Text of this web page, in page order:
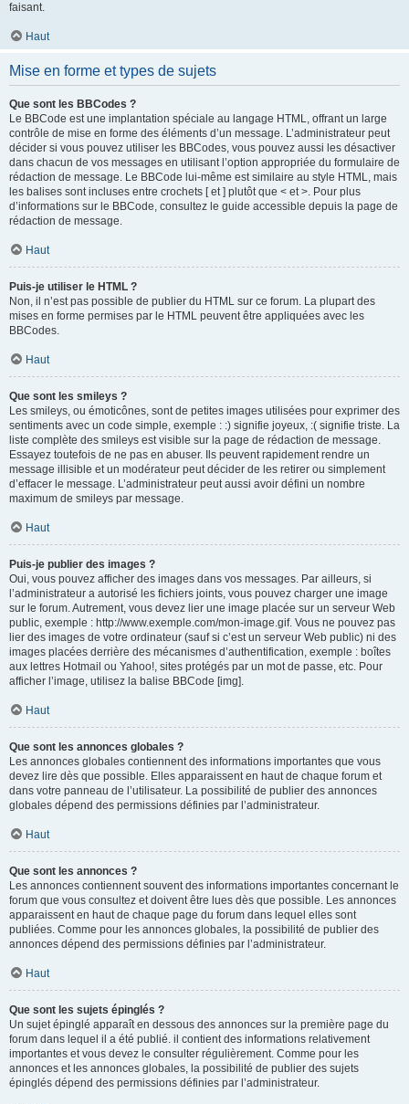
faisant.
Haut
Mise en forme et types de sujets
Que sont les BBCodes ?
Le BBCode est une implantation spéciale au langage HTML, offrant un large
contrôle de mise en forme des éléments d’un message. L’administrateur peut
décider si vous pouvez utiliser les BBCodes, vous pouvez aussi les désactiver
dans chacun de vos messages en utilisant l’option appropriée du formulaire de
rédaction de message. Le BBCode lui-même est similaire au style HTML, mais
les balises sont incluses entre crochets [ et ] plutôt que < et >. Pour plus
d’informations sur le BBCode, consultez le guide accessible depuis la page de
rédaction de message.
Haut
Puis-je utiliser le HTML ?
Non, il n’est pas possible de publier du HTML sur ce forum. La plupart des
mises en forme permises par le HTML peuvent être appliquées avec les
BBCodes.
Haut
Que sont les smileys ?
Les smileys, ou émoticônes, sont de petites images utilisées pour exprimer des
sentiments avec un code simple, exemple : :) signifie joyeux, :( signifie triste. La
liste complète des smileys est visible sur la page de rédaction de message.
Essayez toutefois de ne pas en abuser. Ils peuvent rapidement rendre un
message illisible et un modérateur peut décider de les retirer ou simplement
d’effacer le message. L’administrateur peut aussi avoir défini un nombre
maximum de smileys par message.
Haut
Puis-je publier des images ?
Oui, vous pouvez afficher des images dans vos messages. Par ailleurs, si
l’administrateur a autorisé les fichiers joints, vous pouvez charger une image
sur le forum. Autrement, vous devez lier une image placée sur un serveur Web
public, exemple : http://www.exemple.com/mon-image.gif. Vous ne pouvez pas
lier des images de votre ordinateur (sauf si c’est un serveur Web public) ni des
images placées derrière des mécanismes d’authentification, exemple : boîtes
aux lettres Hotmail ou Yahoo!, sites protégés par un mot de passe, etc. Pour
afficher l’image, utilisez la balise BBCode [img].
Haut
Que sont les annonces globales ?
Les annonces globales contiennent des informations importantes que vous
devez lire dès que possible. Elles apparaissent en haut de chaque forum et
dans votre panneau de l’utilisateur. La possibilité de publier des annonces
globales dépend des permissions définies par l’administrateur.
Haut
Que sont les annonces ?
Les annonces contiennent souvent des informations importantes concernant le
forum que vous consultez et doivent être lues dès que possible. Les annonces
apparaissent en haut de chaque page du forum dans lequel elles sont
publiées. Comme pour les annonces globales, la possibilité de publier des
annonces dépend des permissions définies par l’administrateur.
Haut
Que sont les sujets épinglés ?
Un sujet épinglé apparaît en dessous des annonces sur la première page du
forum dans lequel il a été publié. il contient des informations relativement
importantes et vous devez le consulter régulièrement. Comme pour les
annonces et les annonces globales, la possibilité de publier des sujets
épinglés dépend des permissions définies par l’administrateur.